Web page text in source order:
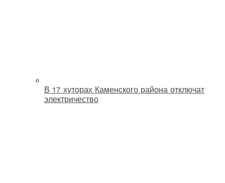
В 17 хуторах Каменского района отключат
электричество